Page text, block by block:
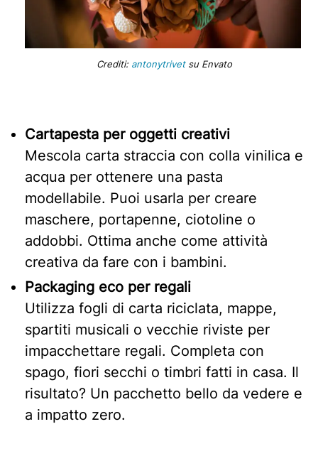
Crediti: antonytrivetsu Envato
Cartapesta per oggetti creativi
Mescola carta straccia con colla vinilica e
acqua per ottenere una pasta
modellabile. Puoi usarla per creare
maschere, portapenne, ciotoline o
addobbi. Ottima anche come attività
creativa da fare con i bambini.
Packaging eco per regali
Utilizza fogli di carta riciclata, mappe,
spartiti musicali o vecchie riviste per
impacchettare regali. Completa con
spago, fiori secchi o timbri fatti in casa. Il
risultato? Un pacchetto bello da vedere e
a impatto zero.